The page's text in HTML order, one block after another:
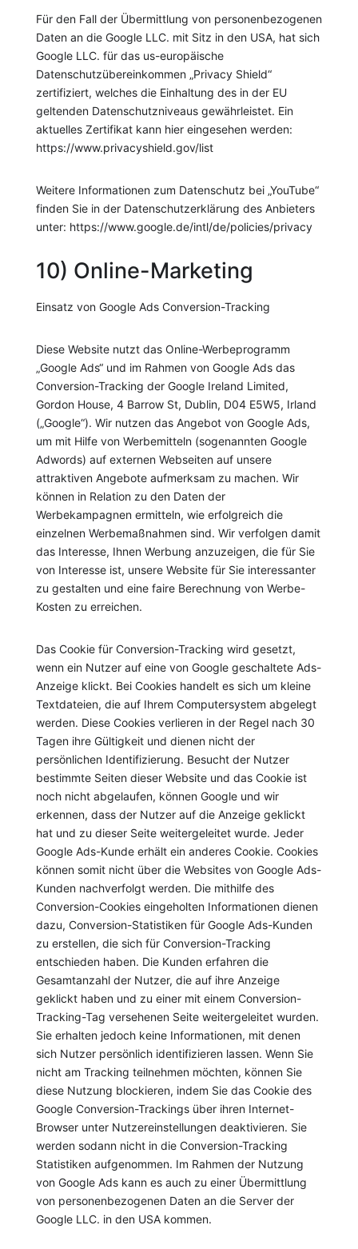
Für den Fall der Übermittlung von personenbezogenen
Daten an die Google LLC. mit Sitz in den USA, hat sich
Google LLC. für das us-europäische
Datenschutzübereinkommen „Privacy Shield“
zertifiziert, welches die Einhaltung des in der EU
geltenden Datenschutzniveaus gewährleistet. Ein
aktuelles Zertifikat kann hier eingesehen werden:
https://www.privacyshield.gov/list
Weitere Informationen zum Datenschutz bei „YouTube“
finden Sie in der Datenschutzerklärung des Anbieters
unter: https://www.google.de/intl/de/policies/privacy
10) Online-Marketing
Einsatz von Google Ads Conversion-Tracking
Diese Website nutzt das Online-Werbeprogramm
„Google Ads“ und im Rahmen von Google Ads das
Conversion-Tracking der Google Ireland Limited,
Gordon House, 4 Barrow St, Dublin, D04 E5W5, Irland
(„Google“). Wir nutzen das Angebot von Google Ads,
um mit Hilfe von Werbemitteln (sogenannten Google
Adwords) auf externen Webseiten auf unsere
attraktiven Angebote aufmerksam zu machen. Wir
können in Relation zu den Daten der
Werbekampagnen ermitteln, wie erfolgreich die
einzelnen Werbemaßnahmen sind. Wir verfolgen damit
das Interesse, Ihnen Werbung anzuzeigen, die für Sie
von Interesse ist, unsere Website für Sie interessanter
zu gestalten und eine faire Berechnung von Werbe-
Kosten zu erreichen.
Das Cookie für Conversion-Tracking wird gesetzt,
wenn ein Nutzer auf eine von Google geschaltete Ads-
Anzeige klickt. Bei Cookies handelt es sich um kleine
Textdateien, die auf Ihrem Computersystem abgelegt
werden. Diese Cookies verlieren in der Regel nach 30
Tagen ihre Gültigkeit und dienen nicht der
persönlichen Identifizierung. Besucht der Nutzer
bestimmte Seiten dieser Website und das Cookie ist
noch nicht abgelaufen, können Google und wir
erkennen, dass der Nutzer auf die Anzeige geklickt
hat und zu dieser Seite weitergeleitet wurde. Jeder
Google Ads-Kunde erhält ein anderes Cookie. Cookies
können somit nicht über die Websites von Google Ads-
Kunden nachverfolgt werden. Die mithilfe des
Conversion-Cookies eingeholten Informationen dienen
dazu, Conversion-Statistiken für Google Ads-Kunden
zu erstellen, die sich für Conversion-Tracking
entschieden haben. Die Kunden erfahren die
Gesamtanzahl der Nutzer, die auf ihre Anzeige
geklickt haben und zu einer mit einem Conversion-
Tracking-Tag versehenen Seite weitergeleitet wurden.
Sie erhalten jedoch keine Informationen, mit denen
sich Nutzer persönlich identifizieren lassen. Wenn Sie
nicht am Tracking teilnehmen möchten, können Sie
diese Nutzung blockieren, indem Sie das Cookie des
Google Conversion-Trackings über ihren Internet-
Browser unter Nutzereinstellungen deaktivieren. Sie
werden sodann nicht in die Conversion-Tracking
Statistiken aufgenommen. Im Rahmen der Nutzung
von Google Ads kann es auch zu einer Übermittlung
von personenbezogenen Daten an die Server der
Google LLC. in den USA kommen.